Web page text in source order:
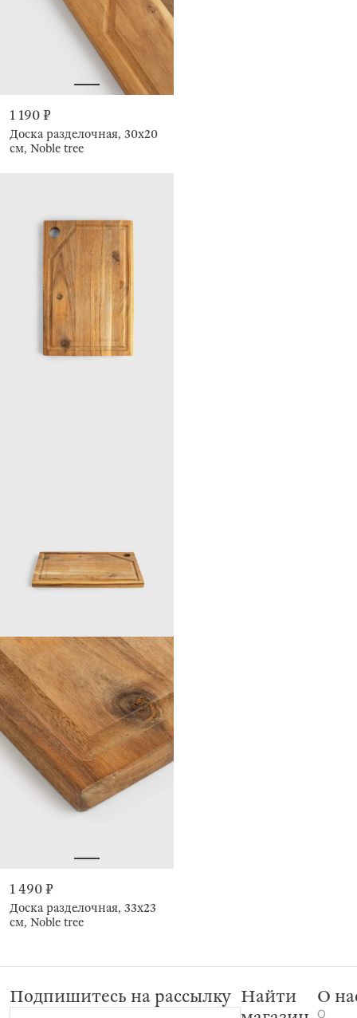
1 190 ₽
Доска разделочная, 30х20
см, Noble tree
1 490 ₽
Доска разделочная, 33х23
см, Noble tree
Подпишитесь на рассылку Найти
О